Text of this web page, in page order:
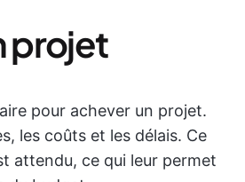
projet
pour achever un projet.
les coûts et les délais. Ce
attendu, ce qui leur permet